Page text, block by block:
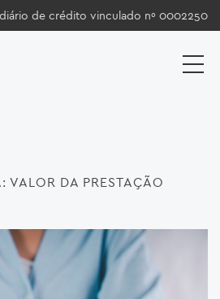
de crédito vinculado nº 0002250
VALOR DA PRESTAÇÃO